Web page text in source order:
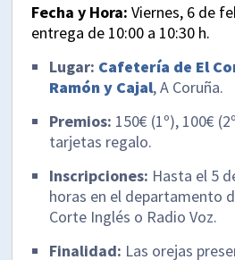
Fecha y Hora: Viernes, 6 de
entrega de 10:00 a 10:30 h.
Lugar: Cafetería de El
Ramón y Cajal, A Coruña.
Premios: 150€ (1º), 100€
tarjetas regalo.
Inscripciones: Hasta el 5
horas en el departamento
Corte Inglés o Radio Voz.
Finalidad: Las orejas